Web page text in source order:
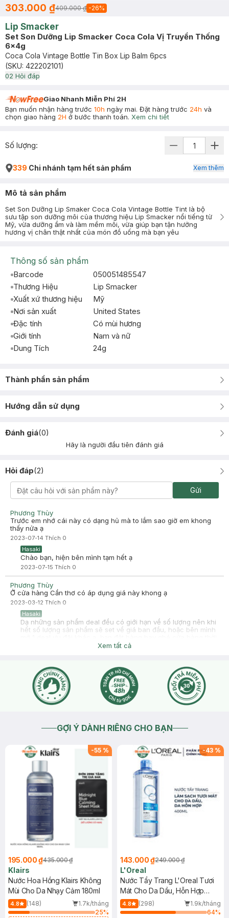
303.000 ₫409.000 ₫ -26%
Lip Smacker
Set Son Dưỡng Lip Smacker Coca Cola Vị Truyền Thống
6x4g
Coca Cola Vintage Bottle Tin Box Lip Balm 6pcs
(SKU: 422202101)
02 Hỏi đáp
Giao Nhanh Miễn Phí 2H
Bạn muốn nhận hàng trước 10h ngày mai. Đặt hàng trước 24h và
chọn giao hàng 2H ở bước thanh toán. Xem chi tiết
Số lượng:
339 Chi nhánh tạm hết sản phẩm Xem thêm
Mô tả sản phẩm
Set Son Dưỡng Lip Smaker Coca Cola Vintage Bottle Tint là bộ
sưu tập son dưỡng môi của thương hiệu Lip Smacker nổi tiếng từ
Mỹ, vừa dưỡng ẩm và làm mềm môi, vừa giúp bạn tận hưởng
hương vị chân thật nhất của món đồ uống mà bạn yêu
Thông số sản phẩm
Barcode
050051485547
Thương Hiệu
Lip Smacker
Xuất xứ thương hiệu
Mỹ
Nơi sản xuất
United States
Đặc tính
Có mùi hương
Giới tính
Nam và nữ
Dung Tích
24g
Thành phần sản phẩm
Hướng dẫn sử dụng
Đánh giá(0)
Hãy là người đầu tiên đánh giá
Hỏi đáp(2)
Gửi
Phương Thùy
Trước em nhớ cái này có dạng hủ mà to lắm sao giờ em khong
thấy nửa ạ
2023-07-14 Thích 0
Hasaki
Chào bạn, hiện bên mình tạm hết ạ
2023-07-15 Thích 0
Phương Thùy
Ở cửa hàng Cần thơ có áp dụng giá này khong ạ
2023-03-12 Thích 0
Hasaki
Dạ những sản phẩm deal đều có giới hạn về số lượng nên khi
hết số lượng sản phẩm sẽ set về giá ban đầu, hoặc bên mình
điểm nào sẽ tính theo giá trên web hasaki.vn tại thời điểm đó
nhé ❤
2023-03-12Thích
Xem tất cả
GỢI Ý DÀNH RIÊNG CHO BẠN
-55 %
195.000 ₫435.000 ₫
Klairs
Nước Hoa Hồng Klairs Không
Mùi Cho Da Nhạy Cảm 180ml
4.8 (148)
1.7k/tháng
25%
-43 %
143.000 ₫249.000 ₫
L'Oreal
Nước Tẩy Trang L'Oreal Tươi
Mát Cho Da Dầu, Hỗn Hợp
400ml
4.8 (298)
1.9k/tháng
64%